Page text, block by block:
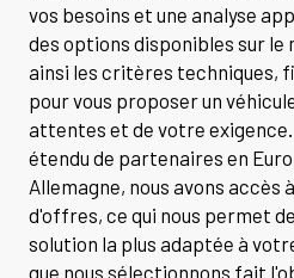
vos besoins et une analyse
des options disponibles sur le
ainsi les critères techniques,
pour vous proposer un
attentes et de votre exigence.
étendu de partenaires en
Allemagne, nous avons accès
d'offres, ce qui nous permet
solution la plus adaptée à
que nous sélectionnons fait